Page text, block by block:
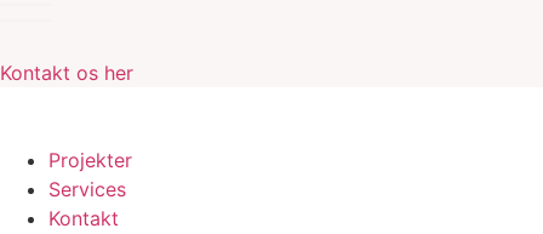
indhold
Kontakt os her
Projekter
Services
Kontakt